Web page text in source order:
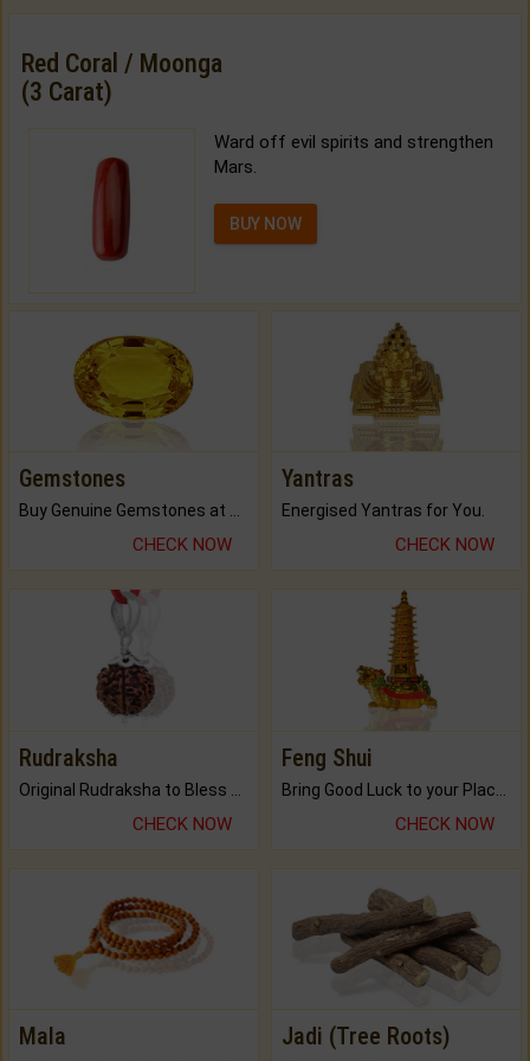
Red Coral / Moonga
(3 Carat)
Ward off evil spirits and strengthen
Mars.
BUY NOW
Gemstones
Buy Genuine Gemstones at Best Prices.
CHECK NOW
Yantras
Energised Yantras for You.
CHECK NOW
Rudraksha
CHECK NOW
Feng Shui
CHECK NOW
Mala Jadi (Tree Roots)